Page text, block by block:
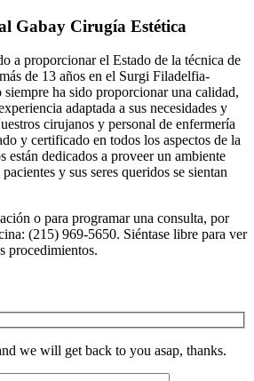
Gabay Cirugía Estética
a proporcionar el Estado de la técnica de
de 13 años en el Surgi Filadelfia-
ha sido proporcionar una calidad,
adaptada a sus necesidades y
cirujanos y personal de enfermería
y certificado en todos los aspectos de la
están dedicados a proveer un ambiente
y sus seres queridos se sientan
o para programar una consulta, por
(215) 969-5650. Siéntase libre para ver
procedimientos.
we will get back to you asap, thanks.